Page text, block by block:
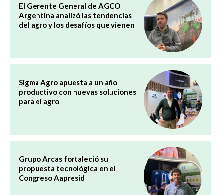
El Gerente General de AGCO
Argentina analizó las tendencias
del agro y los desafíos que vienen
Sigma Agro apuesta a un año
productivo con nuevas soluciones
para el agro
Grupo Arcas fortaleció su
propuesta tecnológica en el
Congreso Aapresid